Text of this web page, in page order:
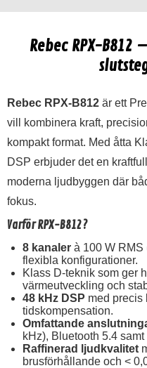
Rebec RPX-B812
Rebec RPX-B812 är ett
vill kombinera kraft,
kompakt format. Med åtta
DSP erbjuder det en
moderna ljudbyggen där
fokus.
Varför RPX-B812?
8 kanaler à 100 W RMS
flexibla konfigurationer.
Klass D-teknik som ger
värmeutveckling och
48 kHz DSP med precis
tidskompensation.
Omfattande
kHz), Bluetooth 5.4
Raffinerad ljudkvalitet
brusförhållande och <